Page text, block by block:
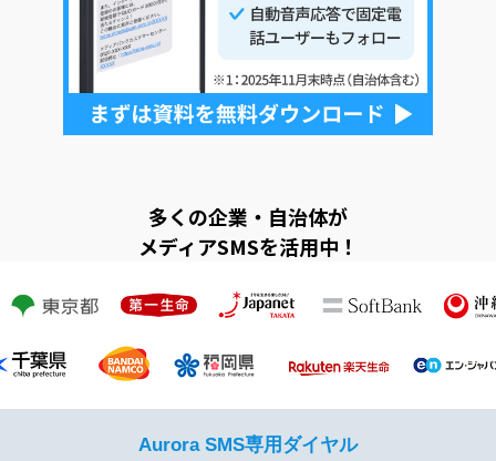
多くの企業・自治体が
メディアSMSを活用中！
Aurora SMS専用ダイヤル